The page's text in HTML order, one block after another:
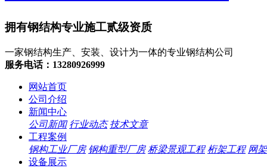
拥有钢结构专业施工贰级资质
一家钢结构生产、安装、设计为一体的专业钢结构公司
服务电话：13280926999
网站首页
公司介绍
新闻中心
公司新闻 行业动态 技术文章
工程案例
钢构工业厂房 钢构重型厂房 桥梁景观工程 桁架工程 网
设备展示